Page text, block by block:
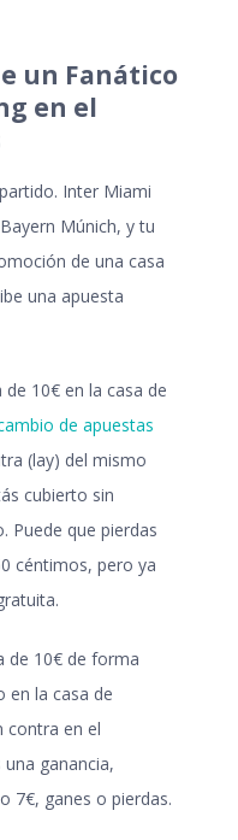
un Fanático
en el
Inter Miami
Múnich, y tu
de una casa
una apuesta
10€ en la casa de
de apuestas
(lay) del mismo
cubierto sin
Puede que pierdas
céntimos, pero ya
de 10€ de forma
en la casa de
contra en el
ganancia,
7€, ganes o pierdas.